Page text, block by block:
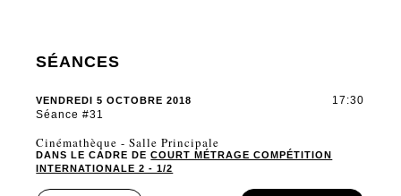
SÉANCES
VENDREDI 5 OCTOBRE 2018
Séance #31
17:30
Cinémathèque - Salle Principale
DANS LE CADRE DECOURT MÉTRAGE COMPÉTITION
INTERNATIONALE 2 - 1/2